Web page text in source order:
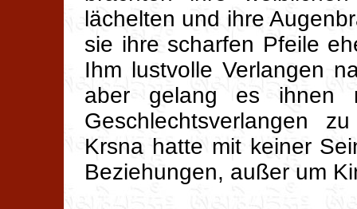
lächelten und ihre
sie ihre scharfen Pfeile
Ihm lustvolle Verlangen
aber gelang es ihnen
Geschlechtsverlangen
Krsna hatte mit keiner
Beziehungen, außer um